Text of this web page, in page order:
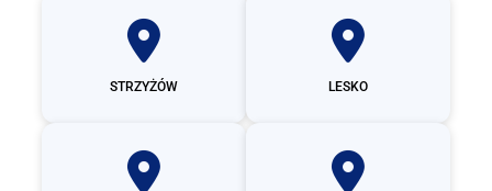
STRZYŻÓW LESKO